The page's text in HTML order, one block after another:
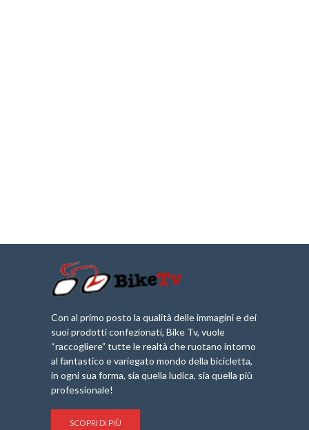
Con al primo posto la qualità delle immagini e dei
suoi prodotti confezionati, Bike Tv, vuole
“raccogliere” tutte le realtà che ruotano intorno
al fantastico e variegato mondo della bicicletta,
in ogni sua forma, sia quella ludica, sia quella più
professionale!
SCOPRI DI PIÙ